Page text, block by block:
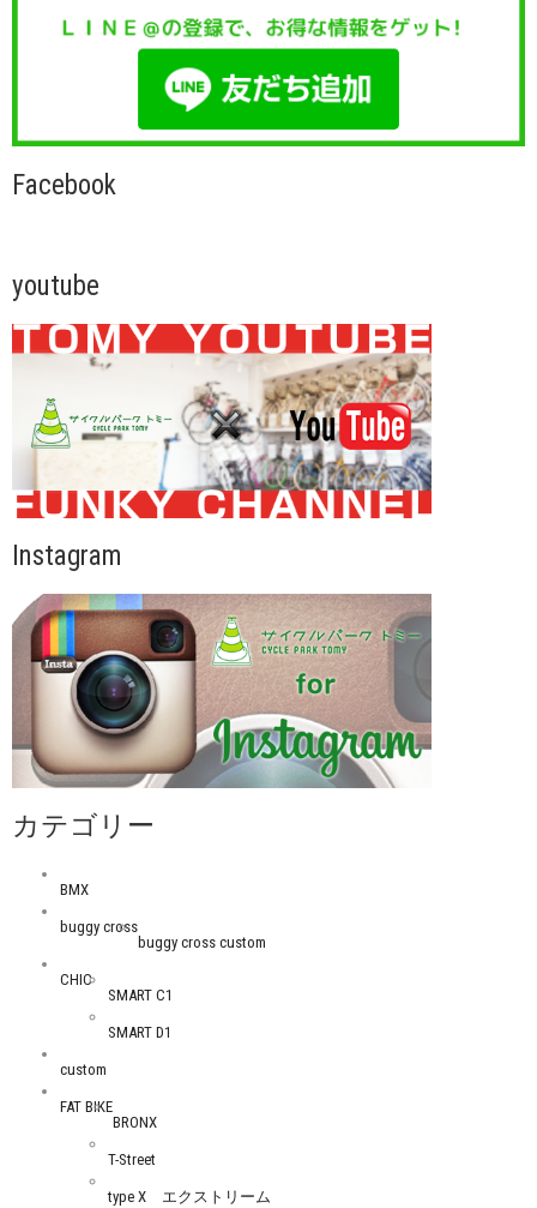
Facebook
youtube
Instagram
カテゴリー
BMX
buggy cross
buggy cross custom
CHIC
SMART C1
SMART D1
custom
FAT BIKE
BRONX
T-Street
type X エクストリーム